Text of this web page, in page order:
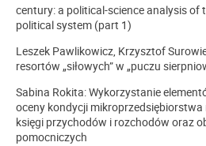
century: a political-science analysis
political system (part 1)
Leszek Pawlikowicz, Krzysztof
resortów „siłowych” w „puczu
Sabina Rokita: Wykorzystanie
oceny kondycji
księgi przychodów i rozchodów oraz
pomocniczych